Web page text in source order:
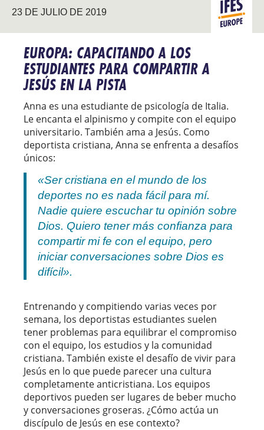
23 DE JULIO DE 2019 EUROPA
EUROPA: CAPACITANDO A LOS
ESTUDIANTES PARA COMPARTIR A
JESÚS EN LA PISTA
Anna es una estudiante de psicología de Italia.
Le encanta el alpinismo y compite con el equipo
universitario. También ama a Jesús. Como
deportista cristiana, Anna se enfrenta a desafíos
únicos:
«Ser cristiana en el mundo de los
deportes no es nada fácil para mí.
Nadie quiere escuchar tu opinión sobre
Dios. Quiero tener más confianza para
compartir mi fe con el equipo, pero
iniciar conversaciones sobre Dios es
difícil».
Entrenando y compitiendo varias veces por
semana, los deportistas estudiantes suelen
tener problemas para equilibrar el compromiso
con el equipo, los estudios y la comunidad
cristiana. También existe el desafío de vivir para
Jesús en lo que puede parecer una cultura
completamente anticristiana. Los equipos
deportivos pueden ser lugares de beber mucho
y conversaciones groseras. ¿Cómo actúa un
discípulo de Jesús en ese contexto?